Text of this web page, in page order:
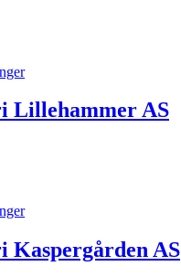
Lillehammer AS
AS